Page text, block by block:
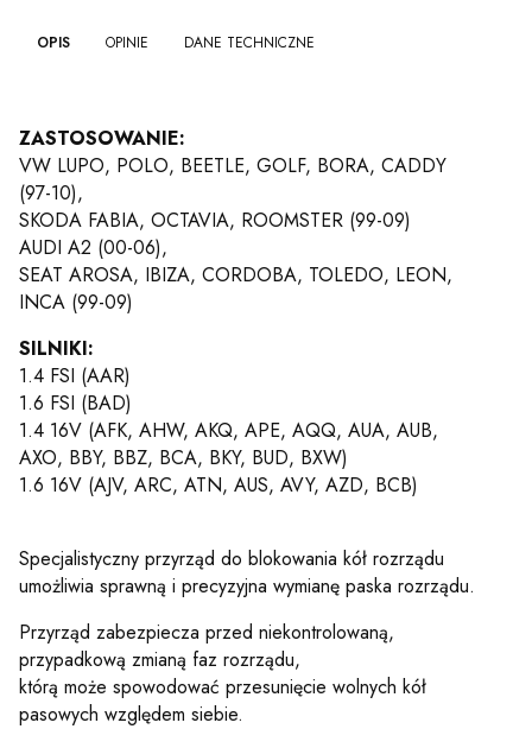
OPIS OPINIE DANE TECHNICZNE
ZASTOSOWANIE:
VW LUPO, POLO, BEETLE, GOLF, BORA, CADDY
(97-10),
SKODA FABIA, OCTAVIA, ROOMSTER (99-09)
AUDI A2 (00-06),
SEAT AROSA, IBIZA, CORDOBA, TOLEDO, LEON,
INCA (99-09)
SILNIKI:
1.4 FSI (AAR)
1.6 FSI (BAD)
1.4 16V (AFK, AHW, AKQ, APE, AQQ, AUA, AUB,
AXO, BBY, BBZ, BCA, BKY, BUD, BXW)
1.6 16V (AJV, ARC, ATN, AUS, AVY, AZD, BCB)
Specjalistyczny przyrząd do blokowania kół rozrządu
umożliwia sprawną i precyzyjna wymianę paska rozrządu.
Przyrząd zabezpiecza przed niekontrolowaną,
przypadkową zmianą faz rozrządu,
którą może spowodować przesunięcie wolnych kół
pasowych względem siebie.